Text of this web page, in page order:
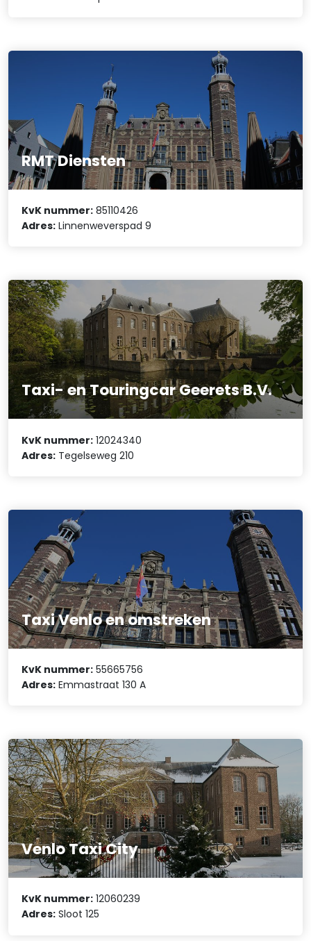
RMT Diensten
KvK nummer: 85110426
Adres: Linnenweverspad 9
Taxi- en Touringcar Geerets B.V.
KvK nummer: 12024340
Adres: Tegelseweg 210
Taxi Venlo en omstreken
KvK nummer: 55665756
Adres: Emmastraat 130 A
Venlo Taxi City
KvK nummer: 12060239
Adres: Sloot 125